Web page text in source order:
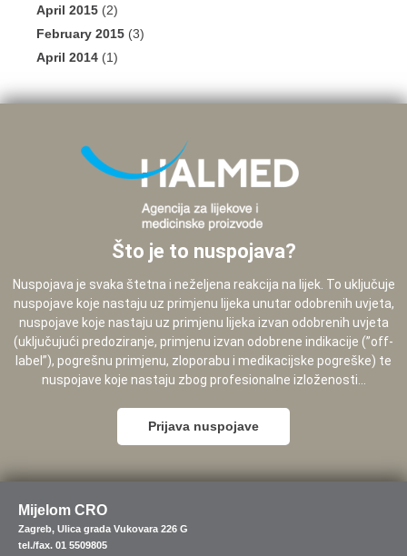
April 2015 (2)
February 2015 (3)
April 2014 (1)
Što je to nuspojava?
Nuspojava je svaka štetna i neželjena reakcija na lijek. To uključuje
nuspojave koje nastaju uz primjenu lijeka unutar odobrenih uvjeta,
nuspojave koje nastaju uz primjenu lijeka izvan odobrenih uvjeta
(uključujući predoziranje, primjenu izvan odobrene indikacije (”off-
label”), pogrešnu primjenu, zloporabu i medikacijske pogreške) te
nuspojave koje nastaju zbog profesionalne izloženosti...
Prijava nuspojave
Mijelom CRO
Zagreb, Ulica grada Vukovara 226 G
tel./fax. 01 5509805